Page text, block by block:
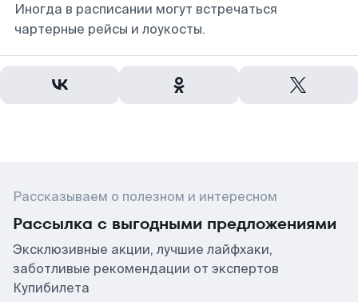
Иногда в расписании могут встречаться
чартерные рейсы и лоукосты.
Рассказываем о полезном и интересном
Рассылка с выгодными предложениями
Эксклюзивные акции, лучшие лайфхаки,
заботливые рекомендации от экспертов
Купибилета